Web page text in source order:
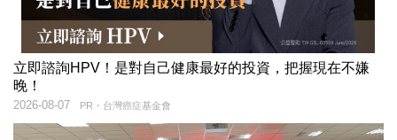
立即諮詢HPV！是對自己健康最好的投資，把握現在不嫌
晚！
PR・台灣癌症基金會
2026-08-07